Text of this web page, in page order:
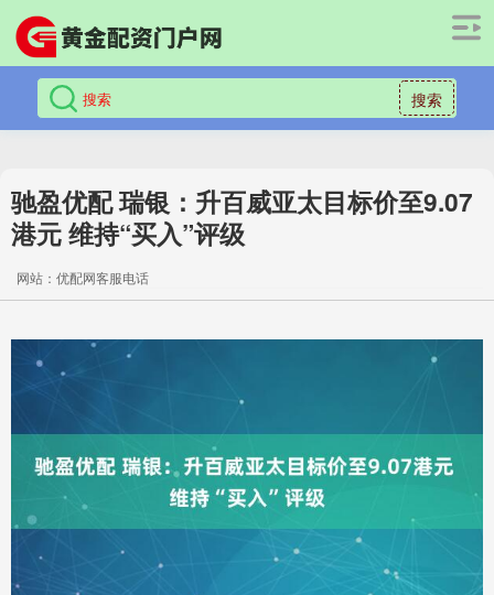
搜索
驰盈优配 瑞银：升百威亚太目标价至9.07
港元 维持“买入”评级
网站：优配网客服电话